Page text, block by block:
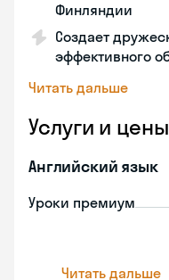
Финляндии
Создает
эффективного
Читать дальше
Услуги и цены
Английский язык
Уроки премиум
Читать дальше